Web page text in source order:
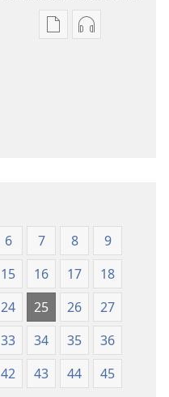
Варианты
года)
Варианты
года)
6 7 8
9
15 16 17
18
24 25 26
27
33 34 35
36
42 43 44
45